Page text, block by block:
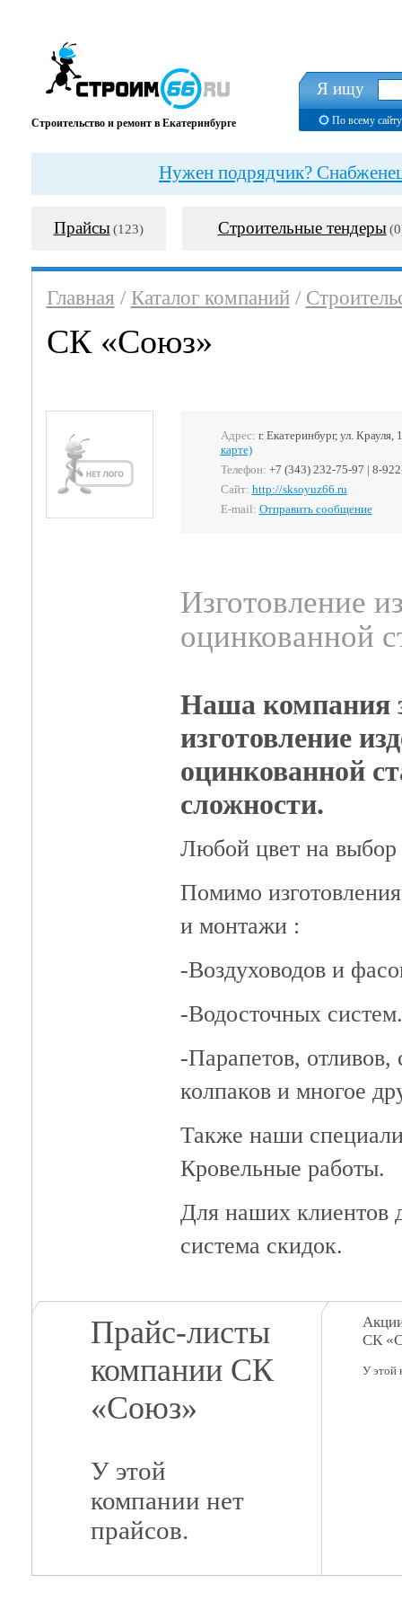
Строительство и ремонт в Екатеринбурге
Я ищу
По всему сайту
Нужен подрядчик?
Прайсы (123) Строительные тендеры
Главная / Каталог компаний/
СК «Союз»
Адрес: г. Екатеринбург, ул.
карте)
Телефон: +7 (343) 232-75-97 | 8-
Сайт: http://sksoyuz66.ru
E-mail: Отправить сообщение
Изготовление
оцинкованной
Наша компания
изготовление
оцинкованной
сложности.
Любой цвет на выбор
Помимо
и монтажи :
-Воздуховодов и
-Водосточных систем.
-Парапетов, отливов,
колпаков и многое
Также наши
Кровельные работы.
Для наших клиентов
система скидок.
Прайс-листы
компании СК
«Союз»
У этой
компании нет
прайсов.
СК
У этой